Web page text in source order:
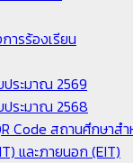
ารร้องเรียน
ประมาณ 2569
ประมาณ 2568
Code สถานศึกษาสำ
และภายนอก (EIT)